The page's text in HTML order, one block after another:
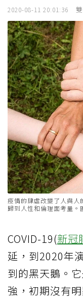
2020-08-11 20:01:36
疫情的肆虐改變了人與人
歸到人性和倫理面考量
COVID-19(新冠
延，到2020年
到的黑天鵝。
強，初期沒有